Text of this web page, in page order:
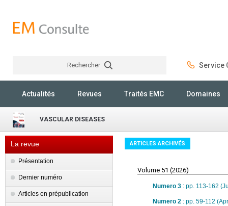
Rechercher Service
Actualités Revues Traités EMC Domaines
VASCULAR DISEASES
La revue
Présentation
Dernier numéro
Articles en prépublication
ARTICLES ARCHIVÉS
Volume 51 (2026)
Numero 3 : pp. 113-162
Numero 2 : pp. 59-112